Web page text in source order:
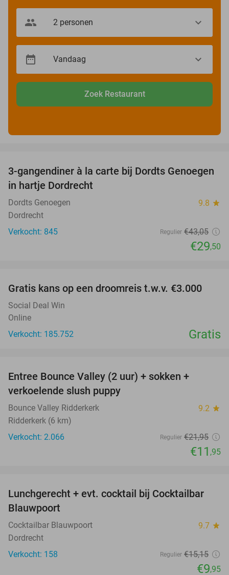
Zoek Restaurant
31%
3-gangendiner à la carte bij Dordts Genoegen
in hartje Dordrecht
Dordts Genoegen 9.8 star
Dordrecht
Verkocht: 845
Regulier €43,05
€29,50
Gratis kans op een droomreis t.w.v. €3.000
Social Deal Win
Online
Verkocht: 185.752
Gratis
Entree Bounce Valley (2 uur) + sokken +
verkoelende slush puppy
Bounce Valley Ridderkerk 9.2 star
Ridderkerk (6 km)
Verkocht: 2.066
Regulier €21,95
€11 ,95
34%
Lunchgerecht + evt. cocktail bij Cocktailbar
Blauwpoort
Cocktailbar Blauwpoort 9.7 star
Dordrecht
Verkocht: 158
Regulier €15,15
€9,95